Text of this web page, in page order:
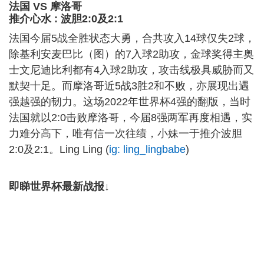
法国 VS 摩洛哥
推介心水 : 波胆2:0及2:1
法国今届5战全胜状态大勇，合共攻入14球仅失2球，
除基利安麦巴比（图）的7入球2助攻，金球奖得主奥
士文尼迪比利都有4入球2助攻，攻击线极具威胁而又
默契十足。而摩洛哥近5战3胜2和不败，亦展现出遇
强越强的韧力。这场2022年世界杯4强的翻版，当时
法国就以2:0击败摩洛哥，今届8强两军再度相遇，实
力难分高下，唯有信一次往绩，小妹一于推介波胆
2:0及2:1。Ling Ling (ig: ling_lingbabe)
即睇世界杯最新战报↓